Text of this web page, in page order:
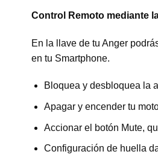
Control Remoto mediante
En la llave de tu Anger
en tu Smartphone.
Bloquea y desbloquea la
Apagar y encender tu
Accionar el botón Mute,
Configuración de huella